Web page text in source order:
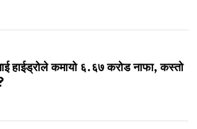
हाईड्रोले कमायो ६.६७ करोड नाफा, कस्तो